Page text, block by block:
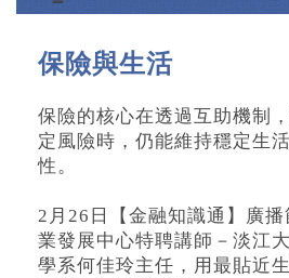
保險與生活
保險的核心在透過互助機制
定風險時，仍能維持穩定生
性。
2月26日【金融知識通】廣
業發展中心特聘講師－淡江
學系何佳玲主任，用最貼近